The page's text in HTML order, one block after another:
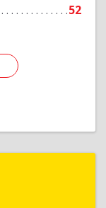
52
Подробнее